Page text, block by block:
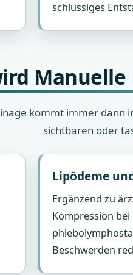
schlüssiges
kommt immer dann
sichtbaren oder
Lipödeme
Ergänzend zu
Kompression
Beschwerden